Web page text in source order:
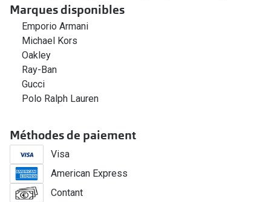
Marques disponibles
Emporio Armani
Michael Kors
Oakley
Ray-Ban
Gucci
Polo Ralph Lauren
Méthodes de paiement
Visa
American Express
Contant